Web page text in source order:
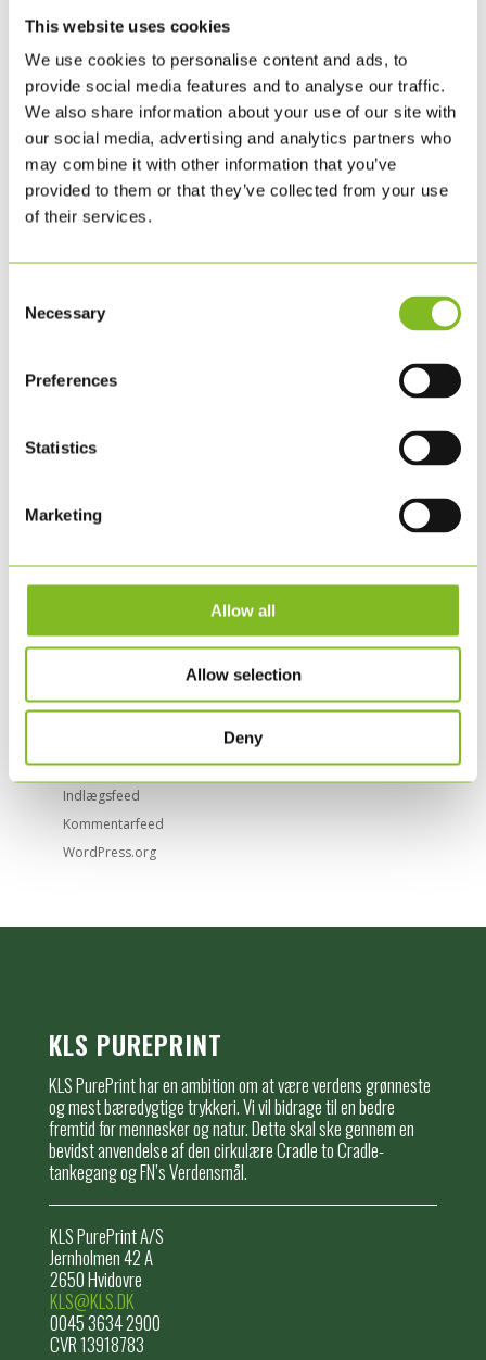
This website uses cookies
We use cookies to personalise content and ads, to
provide social media features and to analyse our traffic.
We also share information about your use of our site with
our social media, advertising and analytics partners who
may combine it with other information that you’ve
provided to them or that they’ve collected from your use
of their services.
Selection
Necessary
Preferences
Statistics
Marketing
Allow all
Allow selection
Deny
februar 2019
januar 2019
november 2018
august 2018
juni 2018
maj 2018
februar 2018
november 2017
juli 2017
februar 2017
Emballage
Tryksager
Uncategorized @da
Log ind
Indlægsfeed
Kommentarfeed
WordPress.org
KLS PUREPRINT
KLS PurePrint har en ambition om at være verdens grønneste
og mest bæredygtige trykkeri. Vi vil bidrage til en bedre
fremtid for mennesker og natur. Dette skal ske gennem en
bevidst anvendelse af den cirkulære Cradle to Cradle-
tankegang og FN’s Verdensmål.
KLS PurePrint A/S
Jernholmen 42 A
2650 Hvidovre
KLS@KLS.DK
0045 3634 2900
CVR 13918783